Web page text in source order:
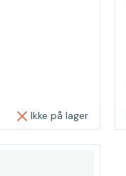
Ikke på lager